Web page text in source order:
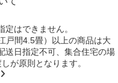
定はできません。
戸間4.5畳）以上の商品は大
送日指定不可、集合住宅の場
しが原則となります。